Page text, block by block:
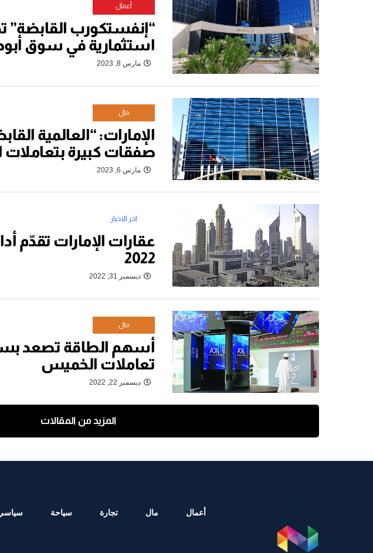
أعمال
“إنفستكورب القابضة”
استثمارية في سوق
مارس 8, 2023
مال
الإمارات: “العالمية
صفقات كبيرة بتعاملات
مارس 6, 2023
اخر الاخبار
عقارات الإمارات تقدّم
2022
ديسمبر 31, 2022
مال
أسهم الطاقة تصعد
تعاملات الخميس
ديسمبر 22, 2022
المزيد من المقالات
أعمال مال تجارة سياحة